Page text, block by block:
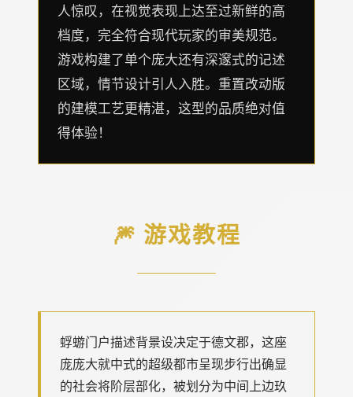
人惊叹，在视觉表现上达至过新鲜的高
档度，完全符合现代玩家的审美规范。
游戏构建了单个庞大还有深邃式的记述
区域，情节设计引人入胜。重置改动版
的建模工艺更精湛，这型的品质绝对值
得体验！
🎆 游戏教程
蜉蝣门户描述背景设决定于德文郡，这座
庞庞大就中式的超级都市呈现步行出确显
的社会将阶层部化，被划分为中间上边玖